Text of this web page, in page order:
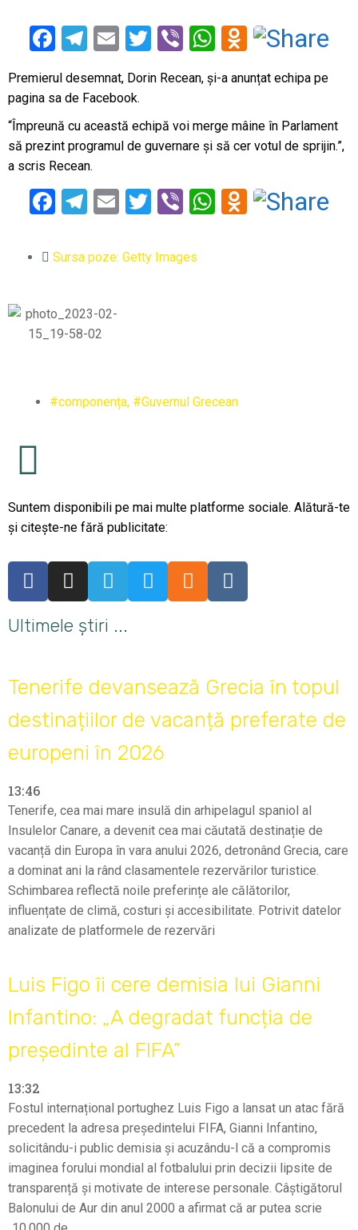
Facebook
Telegram
EmailTwitter
ViberWhatsApp
Premierul desemnat, Dorin Recean, și-a anunțat echipa pe
pagina sa de Facebook.
“Împreună cu această echipă voi merge mâine în Parlament
să prezint programul de guvernare și să cer votul de sprijin.”,
a scris Recean.
Facebook
Telegram
EmailTwitter
ViberWhatsApp
Sursa poze: Getty Images
#componența, #Guvernul Grecean
Suntem disponibili pe mai multe platforme sociale. Alătură-te
și citește-ne fără publicitate:
Ultimele știri ...
Tenerife devansează Grecia în topul
destinațiilor de vacanță preferate de
europeni în 2026
13:46
Tenerife, cea mai mare insulă din arhipelagul spaniol al
Insulelor Canare, a devenit cea mai căutată destinație de
vacanță din Europa în vara anului 2026, detronând Grecia, care
a dominat ani la rând clasamentele rezervărilor turistice.
Schimbarea reflectă noile preferințe ale călătorilor,
influențate de climă, costuri și accesibilitate. Potrivit datelor
analizate de platformele de rezervări
Luis Figo îi cere demisia lui Gianni
Infantino: „A degradat funcția de
președinte al FIFA”
13:32
Fostul internațional portughez Luis Figo a lansat un atac fără
precedent la adresa președintelui FIFA, Gianni Infantino,
solicitându-i public demisia și acuzându-l că a compromis
imaginea forului mondial al fotbalului prin decizii lipsite de
transparență și motivate de interese personale. Câștigătorul
Balonului de Aur din anul 2000 a afirmat că ar putea scrie